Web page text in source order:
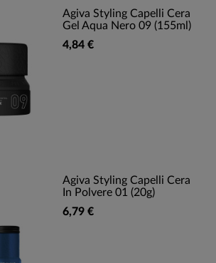
Agiva Styling Capelli Cera
Gel Aqua Nero 09 (155ml)
4,84 €
Agiva Styling Capelli Cera
In Polvere 01 (20g)
6,79 €